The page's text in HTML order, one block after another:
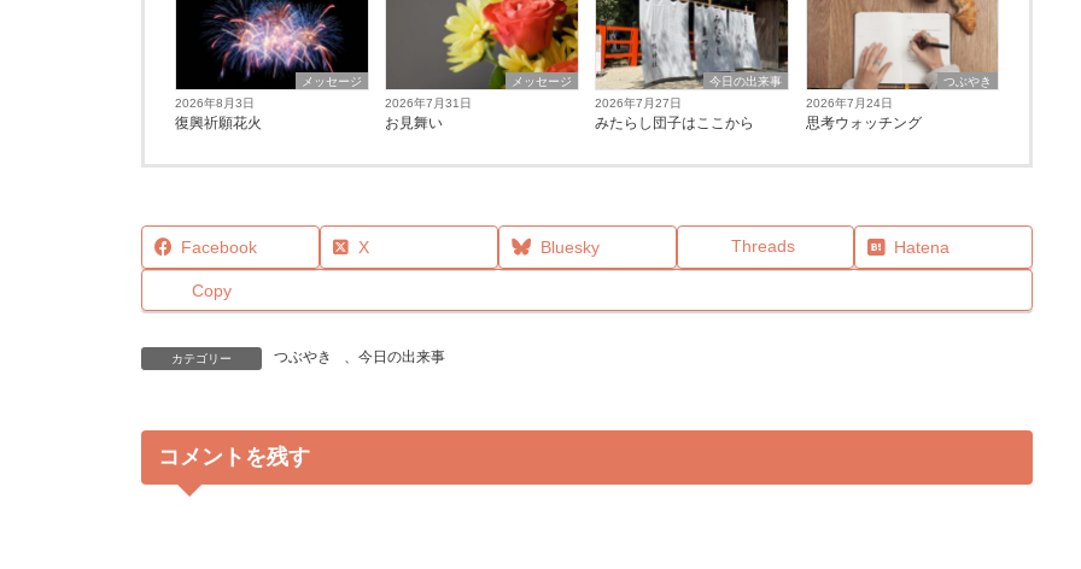
メッセージ
2026年8月3日
復興祈願花火
メッセージ
2026年7月31日
お見舞い
今日の出来事
2026年7月27日
みたらし団子はここから
つぶやき
2026年7月24日
思考ウォッチング
Facebook X Bluesky Threads Hatena
Copy
カテゴリー つぶやき 、 今日の出来事
コメントを残す